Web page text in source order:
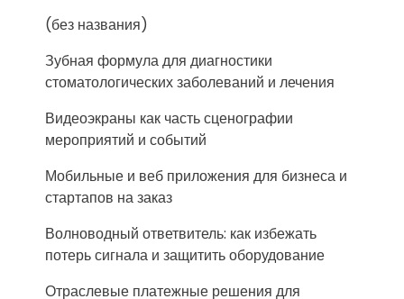
(без названия)
Зубная формула для диагностики
стоматологических заболеваний и лечения
Видеоэкраны как часть сценографии
мероприятий и событий
Мобильные и веб приложения для бизнеса и
стартапов на заказ
Волноводный ответвитель: как избежать
потерь сигнала и защитить оборудование
Отраслевые платежные решения для